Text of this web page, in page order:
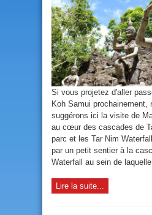
Si vous projetez d'aller
Koh Samui prochainement,
suggérons ici la visite de
au cœur des cascades de
parc et les Tar Nim
par un petit sentier à la
Waterfall au sein de
Lire la suite...